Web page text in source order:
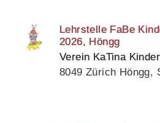
Lehrstelle FaBe
2026, Höngg
Verein KaTina